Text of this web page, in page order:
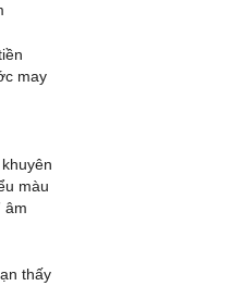
may
màu
âm
thấy